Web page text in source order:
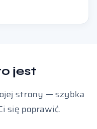
jest
strony — szybka
się poprawić.